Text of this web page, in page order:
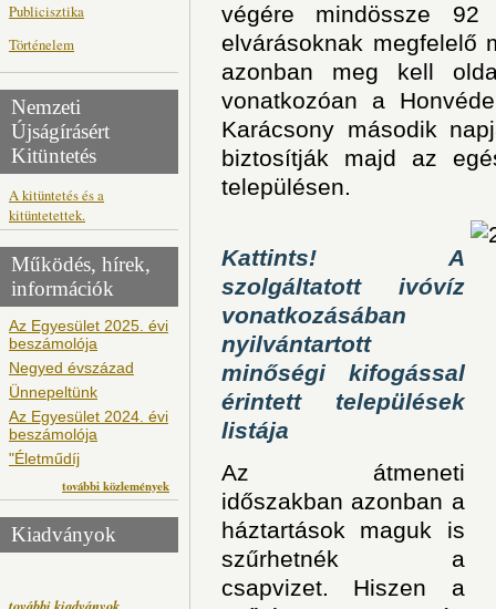
Publicisztika
Történelem
Nemzeti
Újságírásért
Kitüntetés
A kitüntetés és a
kitüntetettek.
Működés, hírek,
információk
Az Egyesület 2025. évi
beszámolója
Negyed évszázad
Ünnepeltünk
Az Egyesület 2024. évi
beszámolója
"Életműdíj
további közlemények
Kiadványok
végére mindössze
elvárásoknak megfelelő
azonban meg kell
vonatkozóan a
Karácsony második
biztosítják majd az
településen.
Kattints! A
szolgáltatott ivóvíz
vonatkozásában
nyilvántartott
minőségi kifogással
érintett települések
listája
Az átmeneti
időszakban azonban a
háztartások maguk is
szűrhetnék a
csapvizet. Hiszen a